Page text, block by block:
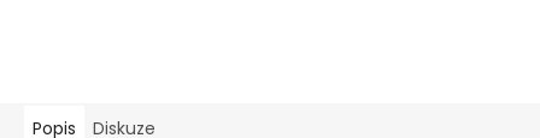
Popis Diskuze